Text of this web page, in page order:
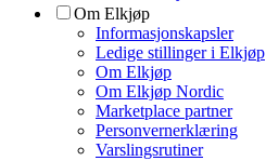
Om Elkjøp
Informasjonskapsler
Ledige stillinger i Elkjøp
Om Elkjøp
Om Elkjøp Nordic
Marketplace partner
Personvernerklæring
Varslingsrutiner